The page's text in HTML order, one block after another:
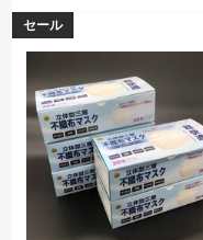
格
格
セール